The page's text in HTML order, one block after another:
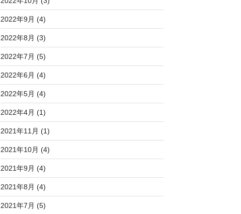
2022年9月 (4)
2022年8月 (3)
2022年7月 (5)
2022年6月 (4)
2022年5月 (4)
2022年4月 (1)
2021年11月 (1)
2021年10月 (4)
2021年9月 (4)
2021年8月 (4)
2021年7月 (5)